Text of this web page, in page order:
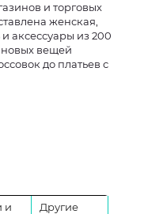
и торговых
женская,
аксессуары из 200
новых вещей
до платьев с
и
Другие